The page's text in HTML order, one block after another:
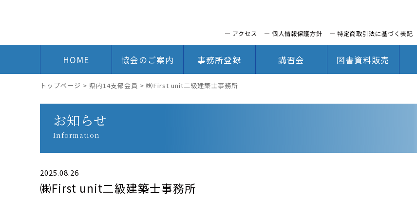
アクセス 個人情報保護方針 特定商取引法に基づく表記
HOME 協会のご案内 事務所登録 講習会 図書資料販売
トップページ > 県内14支部会員 > ㈱First unit二級建築士事務所
お知らせ
Information
2025.08.26
㈱First unit二級建築士事務所